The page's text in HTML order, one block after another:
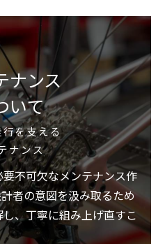
ナンス
いて
を支える
ナンス
不可欠なメンテナンス作
者の意図を汲み取るため
、丁寧に組み上げ直すこ